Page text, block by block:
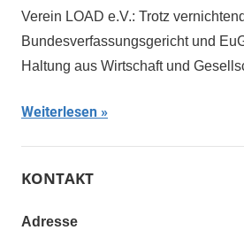
Verein LOAD e.V.: Trotz
Bundesverfassungsgericht und
Haltung aus Wirtschaft und
Weiterlesen
KONTAKT
Adresse